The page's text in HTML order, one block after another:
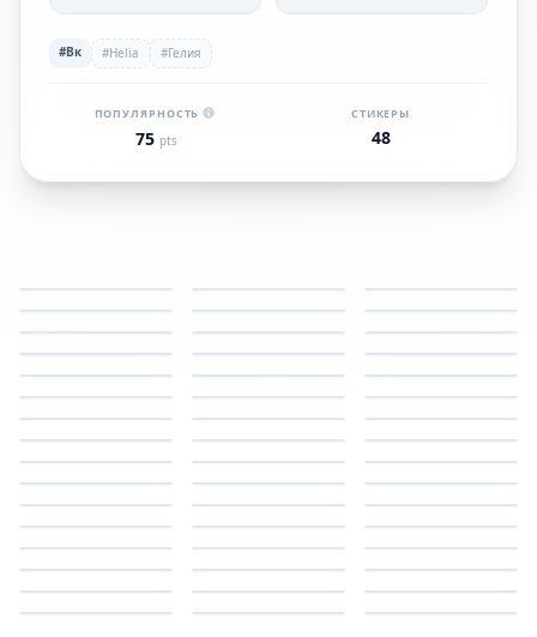
#Вк #Helia #Гелия
ПОПУЛЯРНОСТЬ
75 pts
СТИКЕРЫ
48